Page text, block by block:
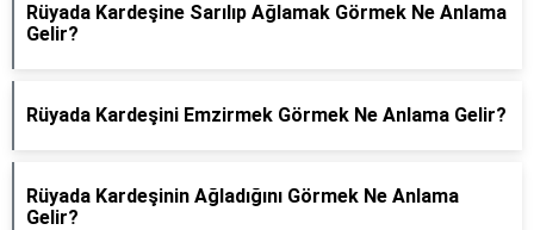
Rüyada Kardeşine Sarılıp Ağlamak Görmek Ne Anlama
Gelir?
Rüyada Kardeşini Emzirmek Görmek Ne Anlama Gelir?
Rüyada Kardeşinin Ağladığını Görmek Ne Anlama
Gelir?